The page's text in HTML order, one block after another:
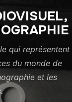
qui représentent
du monde de
et les